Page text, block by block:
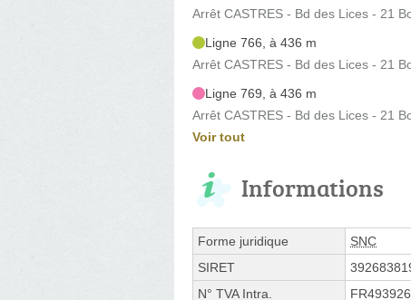
Arrêt CASTRES - Bd des Lices - 21
Ligne 766, à 436 m
Arrêt CASTRES - Bd des Lices - 21
Ligne 769, à 436 m
Arrêt CASTRES - Bd des Lices - 21
Voir tout
Informations
Forme juridique
SNC
SIRET
N° TVA Intra.